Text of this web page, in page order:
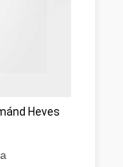
Heves